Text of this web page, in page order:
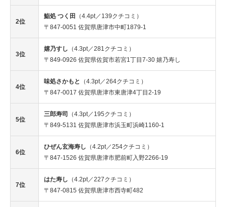
2位
鮨処 つく田
（4.4pt／139クチコミ）
〒847-0051 佐賀県唐津市中町1879-1
3位
嬉乃すし （4.3pt／281クチコミ）
〒849-0926 佐賀県佐賀市若宮1丁目7-30 嬉乃寿し
4位
味処さかもと
（4.3pt／264クチコミ）
〒847-0017 佐賀県唐津市東唐津4丁目2-19
5位
三郎寿司
（4.3pt／195クチコミ）
〒849-5131 佐賀県唐津市浜玉町浜崎1160-1
6位
ひぜん玄海寿し （4.2pt／254クチコミ）
〒847-1526 佐賀県唐津市肥前町入野2266-19
7位
はた寿し （4.2pt／227クチコミ）
〒847-0815 佐賀県唐津市西寺町482